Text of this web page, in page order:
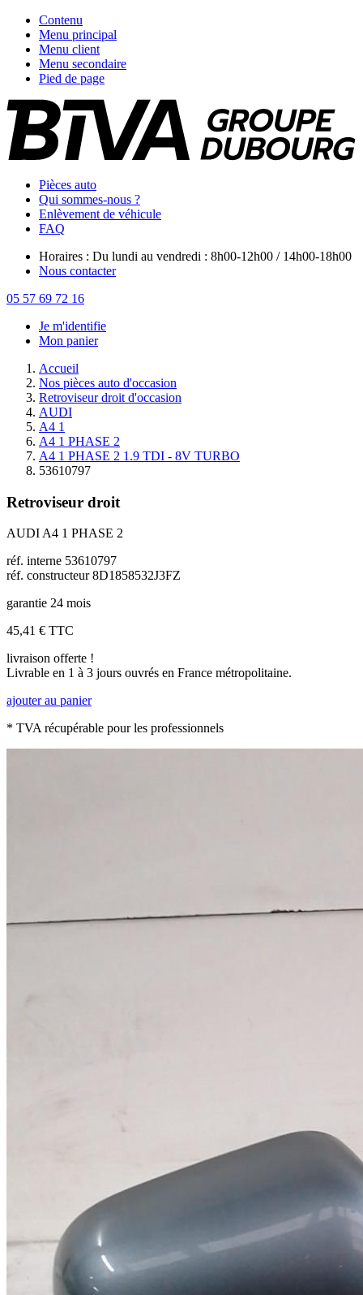
Contenu
Menu principal
Menu client
Menu secondaire
Pied de page
Pièces auto
Qui sommes-nous ?
Enlèvement de véhicule
FAQ
Horaires : Du lundi au vendredi : 8h00-12h00 / 14h00-18h00
Nous contacter
05 57 69 72 16
Je m'identifie
Mon panier
Accueil
Nos pièces auto d'occasion
Retroviseur droit d'occasion
AUDI
A4 1
A4 1 PHASE 2
A4 1 PHASE 2 1.9 TDI - 8V TURBO
53610797
Retroviseur droit
AUDI A4 1 PHASE 2
réf. interne 53610797
réf. constructeur 8D1858532J3FZ
garantie 24 mois
45,41 € TTC
livraison offerte !
Livrable en 1 à 3 jours ouvrés en France métropolitaine.
ajouter au panier
* TVA récupérable pour les professionnels